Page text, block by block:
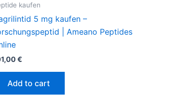
kaufen
5 mg kaufen –
| Ameano Peptides
€
Add to cart